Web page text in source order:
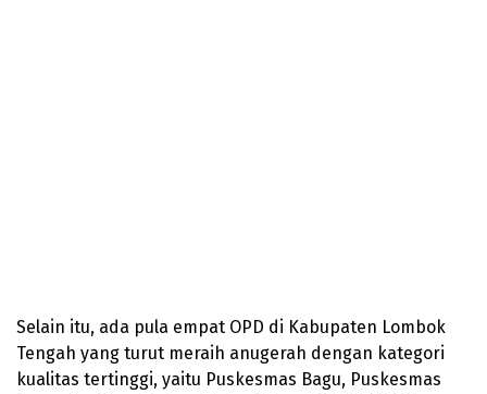
Selain itu, ada pula empat OPD di Kabupaten Lombok
Tengah yang turut meraih anugerah dengan kategori
kualitas tertinggi, yaitu Puskesmas Bagu, Puskesmas